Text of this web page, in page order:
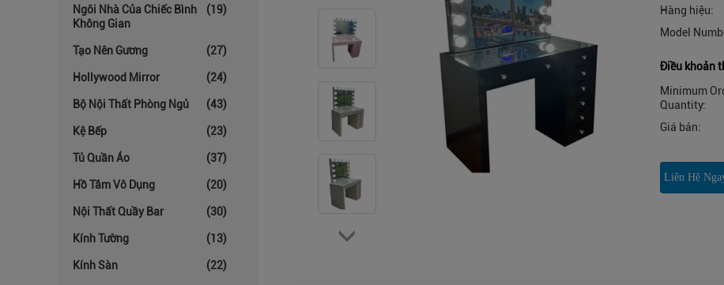
Ngôi Nhà Của Chiếc Bình
Không Gian
(19)
Tạo Nên Gương (27)
Hollywood Mirror (24)
Bộ Nội Thất Phòng Ngủ (43)
Kệ Bếp (23)
Tủ Quần Áo (37)
Hồ Tắm Vô Dụng (20)
Nội Thất Quầy Bar (30)
Kính Tường (13)
Kính Sàn (22)
Hàng hiệu:
Model
Điều khoản
Minimum
Quantity:
Giá bán:
Liên Hệ